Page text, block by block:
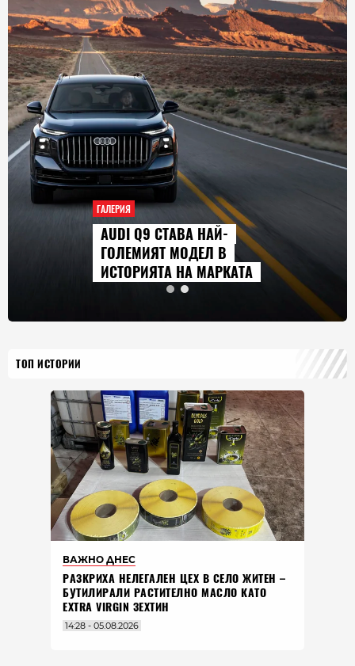
ГАЛЕРИЯ
AUDI Q9 СТАВА НАЙ-
ГОЛЕМИЯТ МОДЕЛ В
ИСТОРИЯТА НА МАРКАТА
ТОП ИСТОРИИ
ВАЖНО ДНЕС
РАЗКРИХА НЕЛЕГАЛЕН ЦЕХ В СЕЛО ЖИТЕН –
БУТИЛИРАЛИ РАСТИТЕЛНО МАСЛО КАТО
EXTRA VIRGIN ЗЕХТИН
14:28 - 05.08.2026